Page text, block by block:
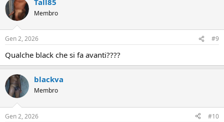
Membro
Gen 2, 2026 #9
Qualche black che si fa avanti????
blackva
Membro
Gen 2, 2026 #10